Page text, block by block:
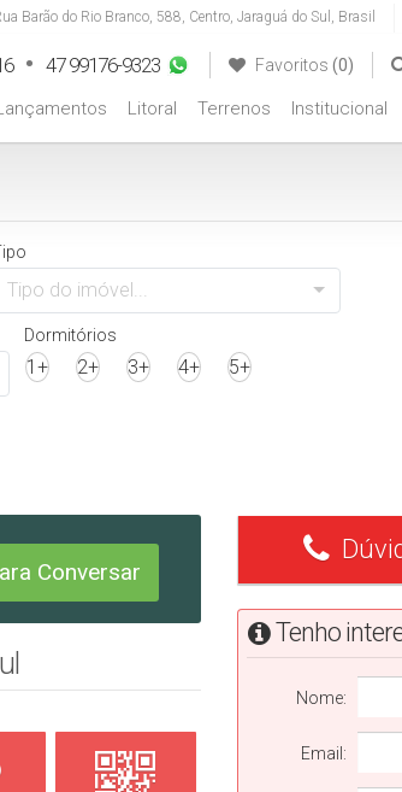
Barão do Rio Branco, 588, Centro, Jaraguá do Sul , Brasil
Favoritos (0)
47 99176-9323
Institucional
Terrenos
Litoral
Tipo do imóvel...
Dormitórios
1+ 2+ 3+ 4+ 5+
Conversar
Tenho
Nome:
Email: